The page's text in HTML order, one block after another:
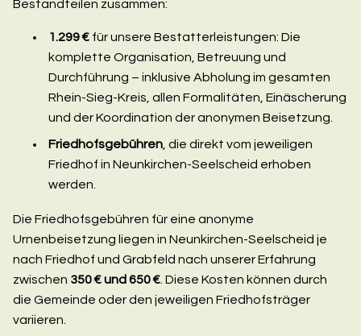
Bestandteilen zusammen:
1.299 € für unsere Bestatterleistungen: Die
komplette Organisation, Betreuung und
Durchführung – inklusive Abholung im gesamten
Rhein-Sieg-Kreis, allen Formalitäten, Einäscherung
und der Koordination der anonymen Beisetzung.
Friedhofsgebühren , die direkt vom jeweiligen
Friedhof in Neunkirchen-Seelscheid erhoben
werden.
Die Friedhofsgebühren für eine anonyme
Urnenbeisetzung liegen in Neunkirchen-Seelscheid je
nach Friedhof und Grabfeld nach unserer Erfahrung
zwischen 350 € und 650 € . Diese Kosten können durch
die Gemeinde oder den jeweiligen Friedhofsträger
variieren.